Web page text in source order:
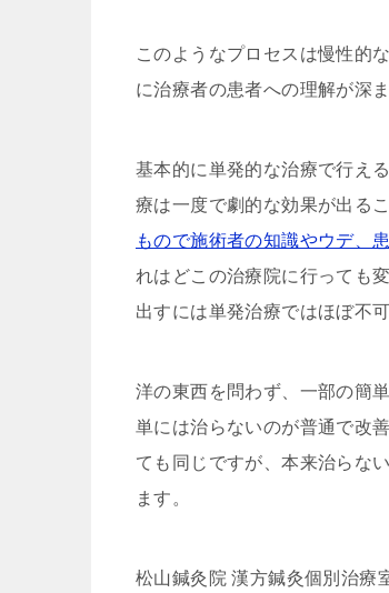
このようなプロセスは慢性的
に治療者の患者への理解が深
基本的に単発的な治療で行え
療は一度で劇的な効果が出る
もので施術者の知識やウデ、
れはどこの治療院に行っても
出すには単発治療ではほぼ不
洋の東西を問わず、一部の簡
単には治らないのが普通で改
ても同じですが、本来治らな
ます。
松山鍼灸院 漢方鍼灸個別治療